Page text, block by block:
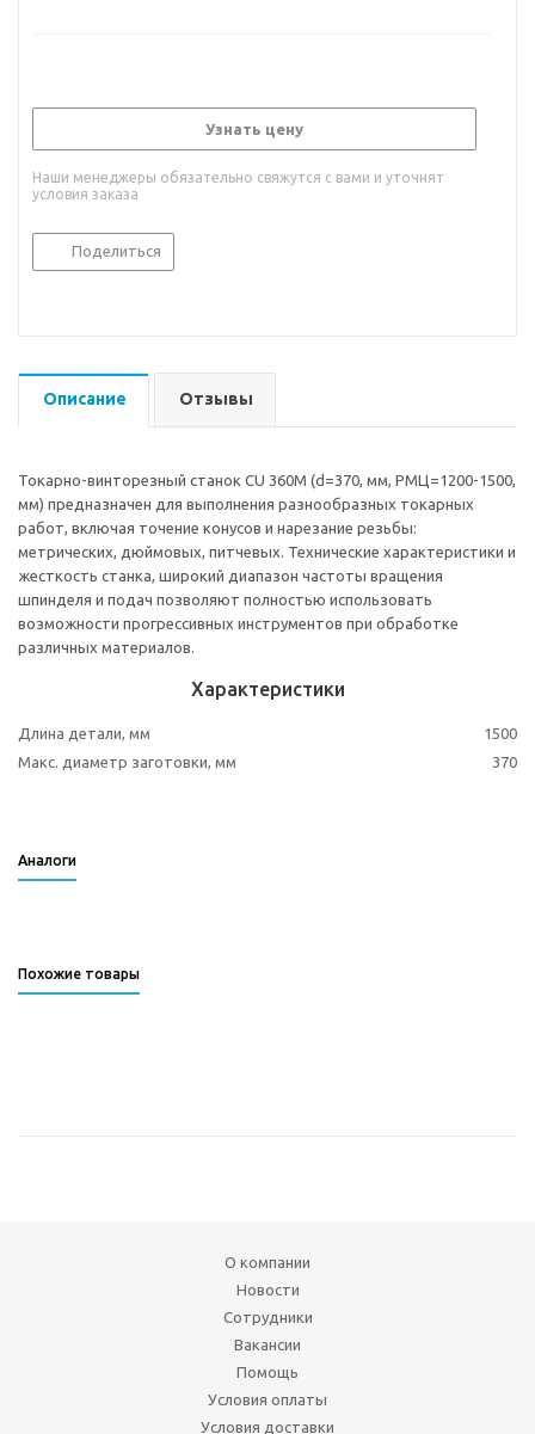
Узнать цену
Наши менеджеры обязательно свяжутся с вами и уточнят
условия заказа
Поделиться
Описание Отзывы
Токарно-винторезный станок CU 360M (d=370, мм, РМЦ=1200-1500,
мм) предназначен для выполнения разнообразных токарных
работ, включая точение конусов и нарезание резьбы:
метрических, дюймовых, питчевых. Технические характеристики и
жесткость станка, широкий диапазон частоты вращения
шпинделя и подач позволяют полностью использовать
возможности прогрессивных инструментов при обработке
различных материалов.
Характеристики
Длина детали, мм
1500
Макс. диаметр заготовки, мм
370
Аналоги
Похожие товары
О компании
Новости
Сотрудники
Вакансии
Помощь
Условия оплаты
Условия доставки